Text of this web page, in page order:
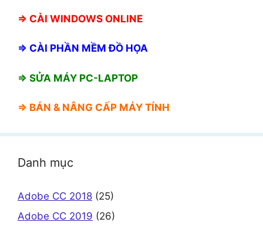
⇒ CÀI WINDOWS ONLINE
⇒ CÀI PHẦN MỀM ĐỒ HỌA
⇒ SỬA MÁY PC-LAPTOP
⇒ BÁN & NÂNG CẤP MÁY TÍNH
Danh mục
Adobe CC 2018 (25)
Adobe CC 2019 (26)